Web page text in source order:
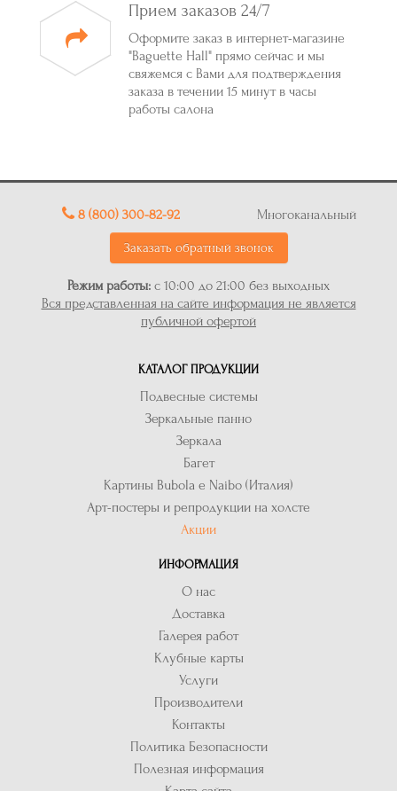
Прием заказов 24/7
Оформите заказ в интернет-магазине
"Baguette Hall" прямо сейчас и мы
свяжемся с Вами для подтверждения
заказа в течении 15 минут в часы
работы салона
8 (800) 300-82-92 Многоканальный
Заказать обратный звонок
Режим работы: с 10:00 до 21:00 без выходных
Вся представленная на сайте информация не является
публичной офертой
КАТАЛОГ ПРОДУКЦИИ
Подвесные системы
Зеркальные панно
Зеркала
Багет
Картины Bubola e Naibo (Италия)
Арт-постеры и репродукции на холсте
Акции
ИНФОРМАЦИЯ
О нас
Доставка
Галерея работ
Клубные карты
Услуги
Производители
Контакты
Политика Безопасности
Полезная информация